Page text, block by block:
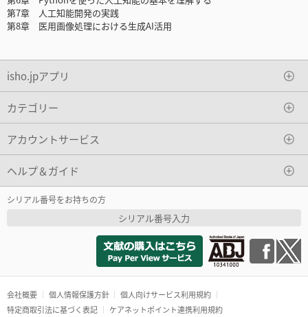
第7章 人工知能開発の実践
第8章 医用画像処理における生成AI活用
isho.jpアプリ
カテゴリー
アカウントサービス
ヘルプ＆ガイド
シリアル番号をお持ちの方
シリアル番号入力
会社概要 個人情報保護方針
個人向けサービス利用規約
特定商取引法に基づく表記
ケアネットポイント連携利用規約